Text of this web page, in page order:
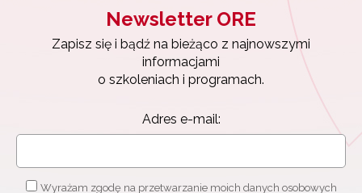
Newsletter ORE
Zapisz się i bądź na bieżąco z najnowszymi
informacjami
o szkoleniach i programach.
Adres e-mail:
Wyrażam zgodę na przetwarzanie moich danych osobowych